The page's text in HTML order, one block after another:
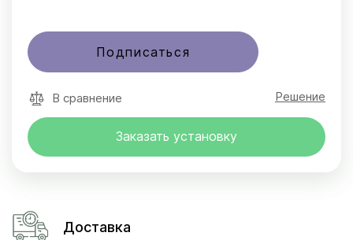
Подписаться
В сравнение Решение
Заказать установку
Доставка